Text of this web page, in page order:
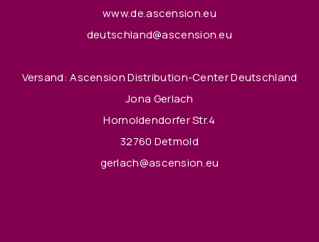
www.de.ascension.eu
deutschland@ascension.eu
Versand: Ascension Distribution-Center Deutschland
Jona Gerlach
Hornoldendorfer Str.4
32760 Detmold
gerlach@ascension.eu